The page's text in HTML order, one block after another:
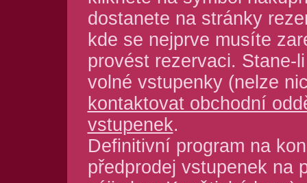
dostanete na stránky
kde se nejprve musíte
provést rezervaci. Stane-
volné vstupenky (nelze
kontaktovat obchodní
vstupenek.
Definitivní program na
předprodej vstupenek na